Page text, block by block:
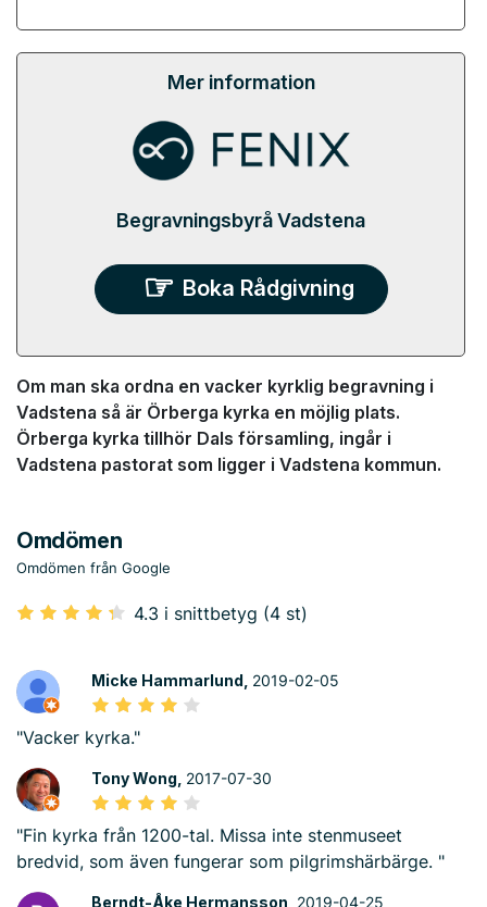
Mer information
Begravningsbyrå Vadstena
Boka Rådgivning
Om man ska ordna en vacker kyrklig begravning i
Vadstena så är Örberga kyrka en möjlig plats.
Örberga kyrka tillhör Dals församling, ingår i
Vadstena pastorat som ligger i Vadstena kommun.
Omdömen
Omdömen från Google
4.3 i snittbetyg (4 st)
Micke Hammarlund, 2019-02-05
"Vacker kyrka."
Tony Wong, 2017-07-30
"Fin kyrka från 1200-tal. Missa inte stenmuseet
bredvid, som även fungerar som pilgrimshärbärge. "
Berndt-Åke Hermansson, 2019-04-25